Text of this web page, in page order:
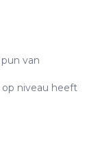
van
niveau heeft